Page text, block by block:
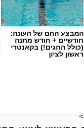
המבצע החם של העונה:
חודשיים + חודש מתנה
(כולל החגים!) בקאנטרי
ראשון לציון
>